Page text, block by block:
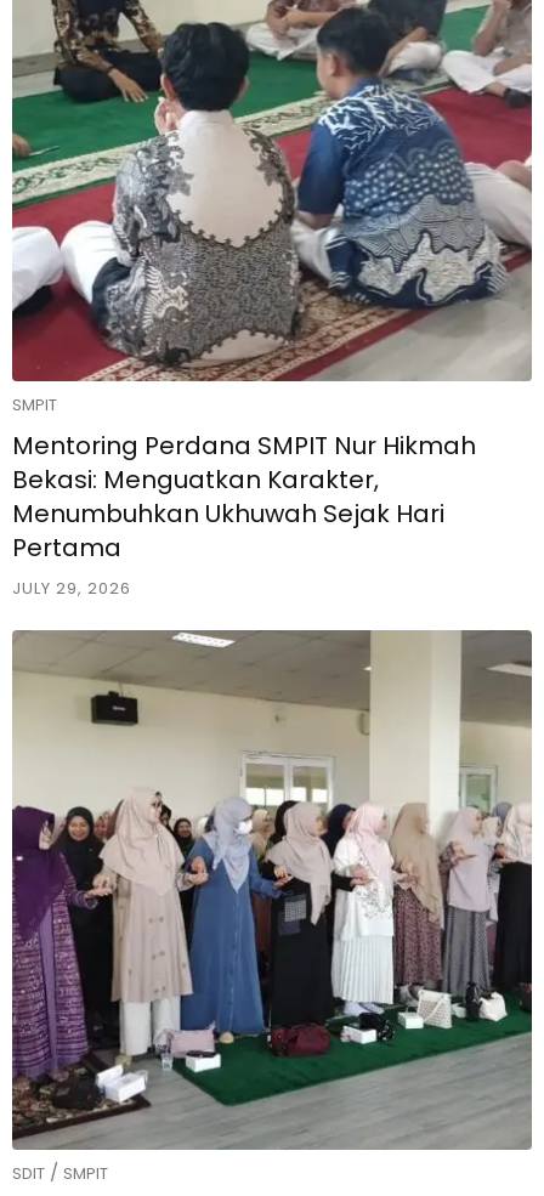
SMPIT
Mentoring Perdana SMPIT Nur Hikmah
Bekasi: Menguatkan Karakter,
Menumbuhkan Ukhuwah Sejak Hari
Pertama
JULY 29, 2026
SDIT / SMPIT